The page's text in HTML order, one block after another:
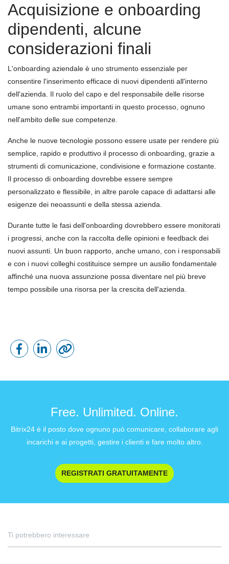
Acquisizione e onboarding
dipendenti, alcune
considerazioni finali
L'onboarding aziendale è uno strumento essenziale per
consentire l'inserimento efficace di nuovi dipendenti all'interno
dell'azienda. Il ruolo del capo e del responsabile delle risorse
umane sono entrambi importanti in questo processo, ognuno
nell'ambito delle sue competenze.
Anche le nuove tecnologie possono essere usate per rendere più
semplice, rapido e produttivo il processo di onboarding, grazie a
strumenti di comunicazione, condivisione e formazione costante.
Il processo di onboarding dovrebbe essere sempre
personalizzato e flessibile, in altre parole capace di adattarsi alle
esigenze dei neoassunti e della stessa azienda.
Durante tutte le fasi dell'onboarding dovrebbero essere monitorati
i progressi, anche con la raccolta delle opinioni e feedback dei
nuovi assunti. Un buon rapporto, anche umano, con i responsabili
e con i nuovi colleghi costituisce sempre un ausilio fondamentale
affinché una nuova assunzione possa diventare nel più breve
tempo possibile una risorsa per la crescita dell'azienda.
Free. Unlimited. Online.
Bitrix24 è il posto dove ognuno può comunicare, collaborare agli
incarichi e ai progetti, gestire i clienti e fare molto altro.
REGISTRATI GRATUITAMENTE
Ti potrebbero interessare